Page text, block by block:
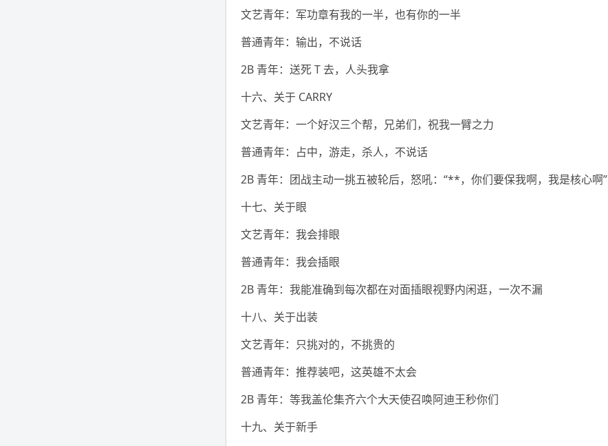
文艺青年：军功章有我的一半，也有你的一半
普通青年：输出，不说话
2B 青年：送死 T 去，人头我拿
十六、关于 CARRY
文艺青年：一个好汉三个帮，兄弟们，祝我一臂之力
普通青年：占中，游走，杀人，不说话
2B 青年：团战主动一挑五被轮后，怒吼：“**，你们要保我啊，我是核心啊”
十七、关于眼
文艺青年：我会排眼
普通青年：我会插眼
2B 青年：我能准确到每次都在对面插眼视野内闲逛，一次不漏
十八、关于出装
文艺青年：只挑对的，不挑贵的
普通青年：推荐装吧，这英雄不太会
2B 青年：等我盖伦集齐六个大天使召唤阿迪王秒你们
十九、关于新手